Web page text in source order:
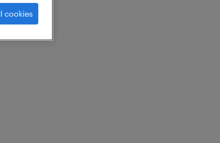
cookies